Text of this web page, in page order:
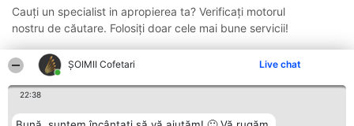
ȘOIMII Cofetari Live chat
22:38
Cauți un specialist in apropierea ta? Verificați motorul
nostru de căutare. Folosiți doar cele mai bune servicii!